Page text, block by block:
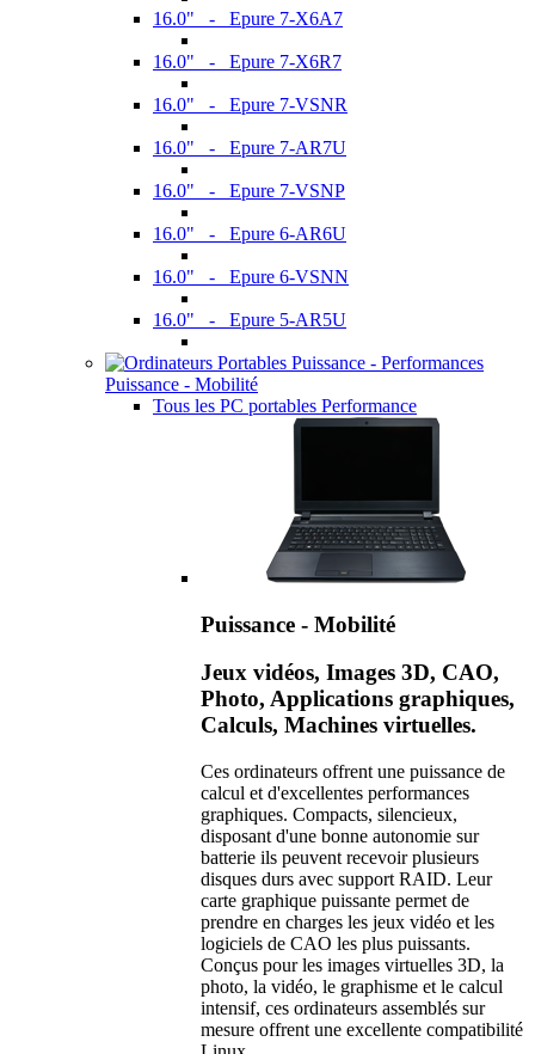
16.0" - Epure 7-X6A7
16.0" - Epure 7-X6R7
16.0" - Epure 7-VSNR
16.0" - Epure 7-AR7U
16.0" - Epure 7-VSNP
16.0" - Epure 6-AR6U
16.0" - Epure 6-VSNN
16.0" - Epure 5-AR5U
Puissance - Mobilité
Tous les PC portables Performance
Puissance - Mobilité
Jeux vidéos, Images 3D, CAO,
Photo, Applications graphiques,
Calculs, Machines virtuelles.
Ces ordinateurs offrent une puissance de
calcul et d'excellentes performances
graphiques. Compacts, silencieux,
disposant d'une bonne autonomie sur
batterie ils peuvent recevoir plusieurs
disques durs avec support RAID. Leur
carte graphique puissante permet de
prendre en charges les jeux vidéo et les
logiciels de CAO les plus puissants.
Conçus pour les images virtuelles 3D, la
photo, la vidéo, le graphisme et le calcul
intensif, ces ordinateurs assemblés sur
mesure offrent une excellente compatibilité